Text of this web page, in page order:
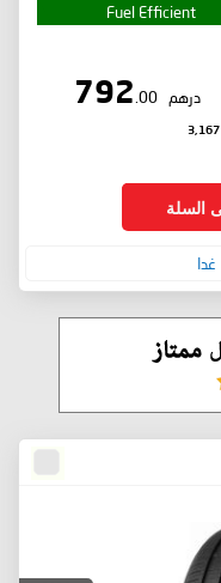
Fuel Efficient
درهم 792
.00
السلة
غدا